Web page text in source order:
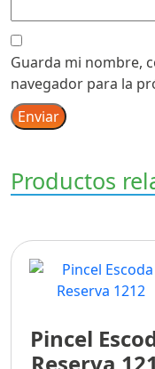
Guarda mi nombre,
navegador para la
Productos
Pincel
Reserva